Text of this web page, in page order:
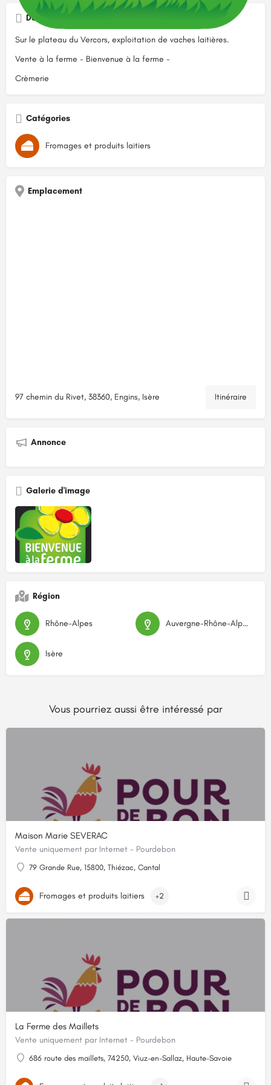
Description
Sur le plateau du Vercors, exploitation de vaches laitières.
Vente à la ferme - Bienvenue à la ferme -
Crèmerie
Catégories
Fromages et produits laitiers
Emplacement
97 chemin du Rivet, 38360, Engins, Isère Itinéraire
Annonce
Galerie d'image
Région
Rhône-Alpes Auvergne-Rhône-Alpes
Isère
Vous pourriez aussi être intéressé par
Maison Marie SEVERAC
Vente uniquement par Internet - Pourdebon
79 Grande Rue, 15800, Thiézac, Cantal
Fromages et produits laitiers +2
La Ferme des Maillets
Vente uniquement par Internet - Pourdebon
686 route des maillets, 74250, Viuz-en-Sallaz, Haute-Savoie